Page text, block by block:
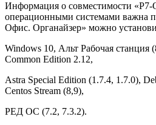
Информация о совместимости «Р7-
операционными системами важна
Офис. Органайзер» можно
Windows 10, Альт Рабочая станция
Common Edition 2.12,
Astra Special Edition (1.7.4, 1.7.0),
Centos Stream (8,9),
РЕД ОС (7.2, 7.3.2).